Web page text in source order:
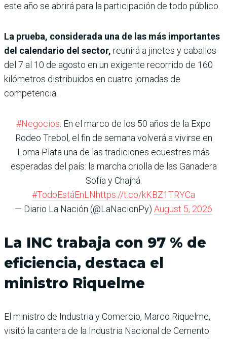
este año se abrirá para la participación de todo público.
La prueba, considerada una de las más importantes
del calendario del sector, reunirá a jinetes y caballos
del 7 al 10 de agosto en un exigente recorrido de 160
kilómetros distribuidos en cuatro jornadas de
competencia.
#Negocios. En el marco de los 50 años de la Expo
Rodeo Trebol, el fin de semana volverá a vivirse en
Loma Plata una de las tradiciones ecuestres más
esperadas del país: la marcha criolla de las Ganadera
Sofía y Chajhá.
#TodoEstáEnLNhttps://t.co/kKBZ1TRYCa
— Diario La Nación (@LaNacionPy) August 5, 2026
La INC trabaja con 97 % de
eficiencia, destaca el
ministro Riquelme
El ministro de Industria y Comercio, Marco Riquelme,
visitó la cantera de la Industria Nacional de Cemento